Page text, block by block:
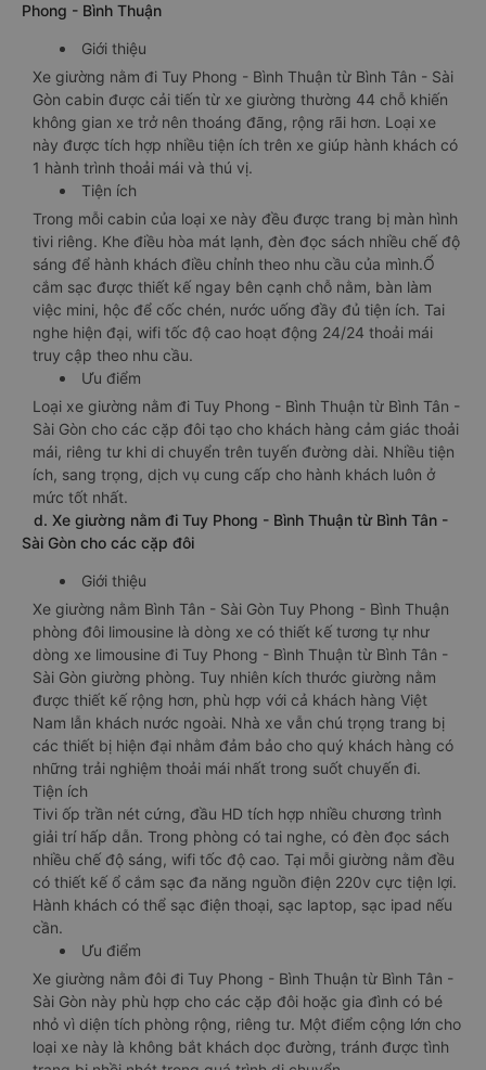
Phong - Bình Thuận
Giới thiệu
Xe giường nằm đi Tuy Phong - Bình Thuận từ Bình Tân - Sài
Gòn cabin được cải tiến từ xe giường thường 44 chỗ khiến
không gian xe trở nên thoáng đãng, rộng rãi hơn. Loại xe
này được tích hợp nhiều tiện ích trên xe giúp hành khách có
1 hành trình thoải mái và thú vị.
Tiện ích
Trong mỗi cabin của loại xe này đều được trang bị màn hình
tivi riêng. Khe điều hòa mát lạnh, đèn đọc sách nhiều chế độ
sáng để hành khách điều chỉnh theo nhu cầu của mình.Ổ
cắm sạc được thiết kế ngay bên cạnh chỗ nằm, bàn làm
việc mini, hộc để cốc chén, nước uống đầy đủ tiện ích. Tai
nghe hiện đại, wifi tốc độ cao hoạt động 24/24 thoải mái
truy cập theo nhu cầu.
Ưu điểm
Loại xe giường nằm đi Tuy Phong - Bình Thuận từ Bình Tân -
Sài Gòn cho các cặp đôi tạo cho khách hàng cảm giác thoải
mái, riêng tư khi di chuyển trên tuyến đường dài. Nhiều tiện
ích, sang trọng, dịch vụ cung cấp cho hành khách luôn ở
mức tốt nhất.
d. Xe giường nằm đi Tuy Phong - Bình Thuận từ Bình Tân -
Sài Gòn cho các cặp đôi
Giới thiệu
Xe giường nằm Bình Tân - Sài Gòn Tuy Phong - Bình Thuận
phòng đôi limousine là dòng xe có thiết kế tương tự như
dòng xe limousine đi Tuy Phong - Bình Thuận từ Bình Tân -
Sài Gòn giường phòng. Tuy nhiên kích thước giường nằm
được thiết kế rộng hơn, phù hợp với cả khách hàng Việt
Nam lẫn khách nước ngoài. Nhà xe vẫn chú trọng trang bị
các thiết bị hiện đại nhằm đảm bảo cho quý khách hàng có
những trải nghiệm thoải mái nhất trong suốt chuyến đi.
Tiện ích
Tivi ốp trần nét cứng, đầu HD tích hợp nhiều chương trình
giải trí hấp dẫn. Trong phòng có tai nghe, có đèn đọc sách
nhiều chế độ sáng, wifi tốc độ cao. Tại mỗi giường nằm đều
có thiết kế ổ cắm sạc đa năng nguồn điện 220v cực tiện lợi.
Hành khách có thể sạc điện thoại, sạc laptop, sạc ipad nếu
cần.
Ưu điểm
Xe giường nằm đôi đi Tuy Phong - Bình Thuận từ Bình Tân -
Sài Gòn này phù hợp cho các cặp đôi hoặc gia đình có bé
nhỏ vì diện tích phòng rộng, riêng tư. Một điểm cộng lớn cho
loại xe này là không bắt khách dọc đường, tránh được tình